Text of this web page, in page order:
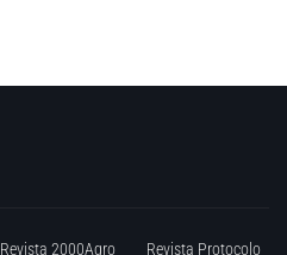
Revista 2000Agro Revista Protocolo